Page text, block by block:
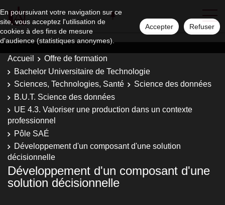
En poursuivant votre navigation sur ce
site, vous acceptez l'utilisation de
cookies à des fins de mesure
d'audience (statistiques anonymes).
Accepter Refuser
Accueil
Offre de formation
Bachelor Universitaire de Technologie
Sciences, Technologies, Santé
Science des données
B.U.T. Science des données
UE 4.3. Valoriser une production dans un contexte
professionnel
Pôle SAÉ
Développement d'un composant d'une solution
décisionnelle
Développement d'un composant d'une
solution décisionnelle